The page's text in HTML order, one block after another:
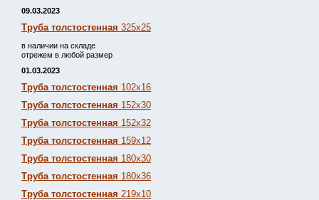
09.03.2023
Труба толстостенная 325х25
в наличии на складе
отрежем в любой размер
01.03.2023
Труба толстостенная 102х16
Труба толстостенная 152х30
Труба толстостенная 152х32
Труба толстостенная 159х12
Труба толстостенная 180х30
Труба толстостенная 180х36
Труба толстостенная 219х10